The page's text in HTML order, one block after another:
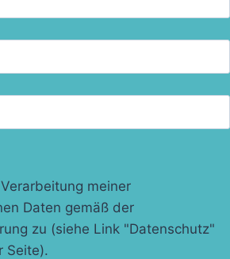
meiner
Daten gemäß der
zu (siehe Link "Datenschutz"
Seite).